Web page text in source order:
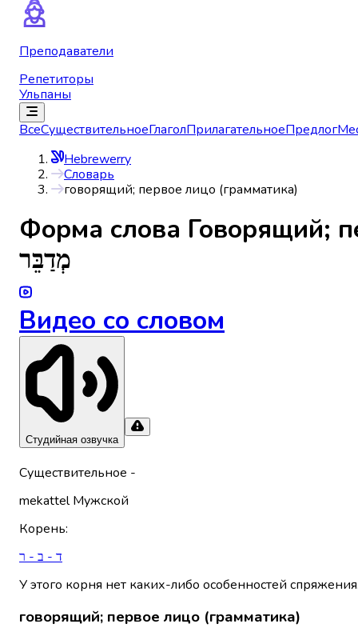
Преподаватели
Репетиторы
Ульпаны
ВсеСуществительноеГлаголПрилагательноеПредлог
Hebrewerry
Словарь
говорящий; первое лицо (грамматика)
Форма слова Говорящий;
מְדַבֵּר
Видео со словом
Студийная озвучка
Существительное -
mekattel Мужской
Корень:
ד - ב - ר
У этого корня нет каких-либо особенностей
говорящий; первое лицо (грамматика)